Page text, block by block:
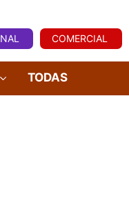
COMERCIAL
TODAS